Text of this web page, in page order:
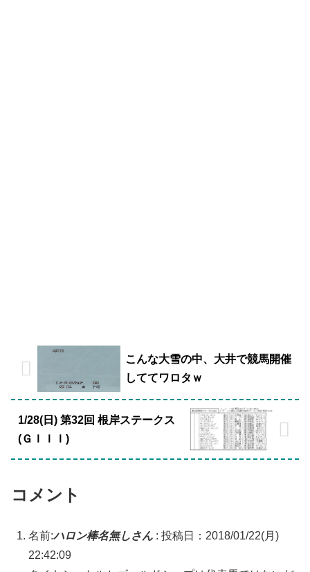
こんな大雪の中、大井で競馬開催
しててワロタｗ
1/28(日) 第32回 根岸ステークス
(ＧＩＩＩ)
コメント
名前:ハロン棒名無しさん : 投稿日：2018/01/22(月)
22:42:09